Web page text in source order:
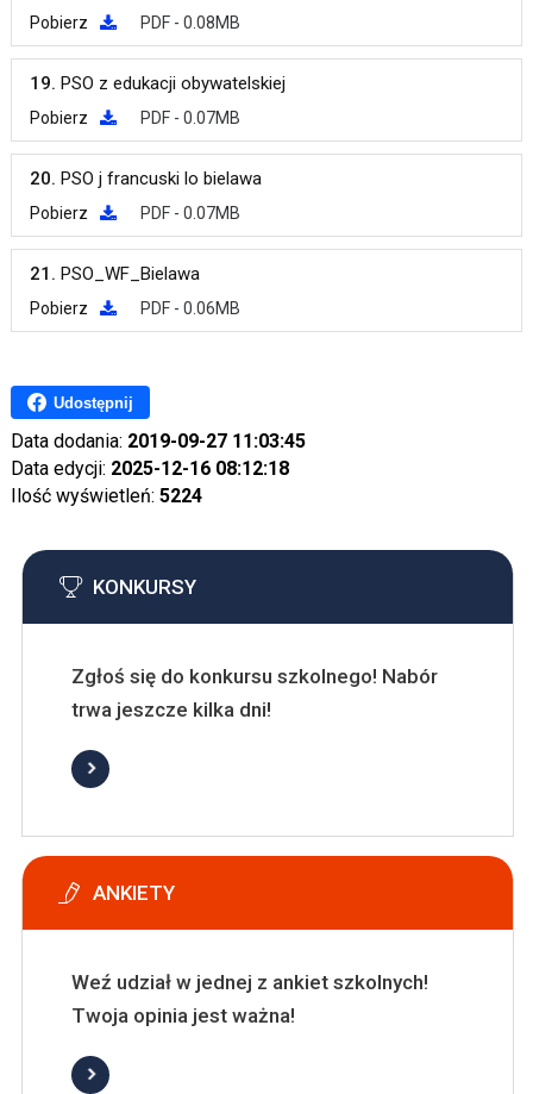
Pobierz PDF - 0.08MB
19. PSO z edukacji obywatelskiej
Pobierz PDF - 0.07MB
20. PSO j francuski lo bielawa
Pobierz PDF - 0.07MB
21. PSO_WF_Bielawa
Pobierz PDF - 0.06MB
Udostępnij
Data dodania: 2019-09-27 11:03:45
Data edycji: 2025-12-16 08:12:18
Ilość wyświetleń: 5224
KONKURSY
Zgłoś się do konkursu szkolnego! Nabór
trwa jeszcze kilka dni!
ANKIETY
Weź udział w jednej z ankiet szkolnych!
Twoja opinia jest ważna!